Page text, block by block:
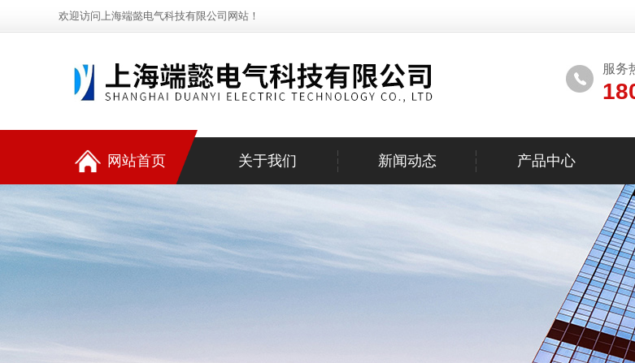
欢迎访问上海端懿电气科技有限公司网站！
服务
网站首页 关于我们 新闻动态 产品中心